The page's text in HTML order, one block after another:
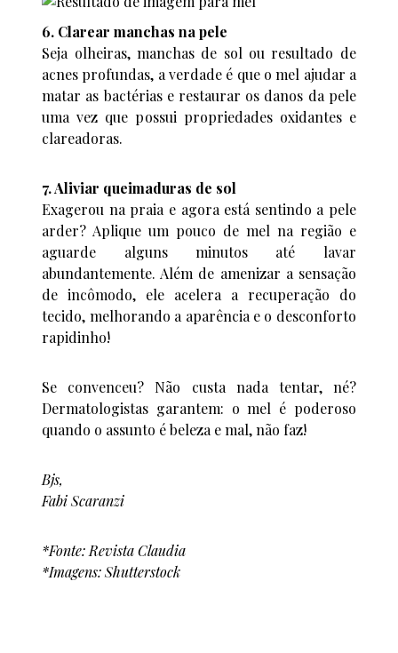
6. Clarear manchas na pele
Seja olheiras, manchas de sol ou resultado de
acnes profundas, a verdade é que o mel ajudar a
matar as bactérias e restaurar os danos da pele
uma vez que possui propriedades oxidantes e
clareadoras.
7. Aliviar queimaduras de sol
Exagerou na praia e agora está sentindo a pele
arder? Aplique um pouco de mel na região e
aguarde alguns minutos até lavar
abundantemente. Além de amenizar a sensação
de incômodo, ele acelera a recuperação do
tecido, melhorando a aparência e o desconforto
rapidinho!
Se convenceu? Não custa nada tentar, né?
Dermatologistas garantem: o mel é poderoso
quando o assunto é beleza e mal, não faz!
Bjs,
Fabi Scaranzi
*Fonte: Revista Claudia
*Imagens: Shutterstock